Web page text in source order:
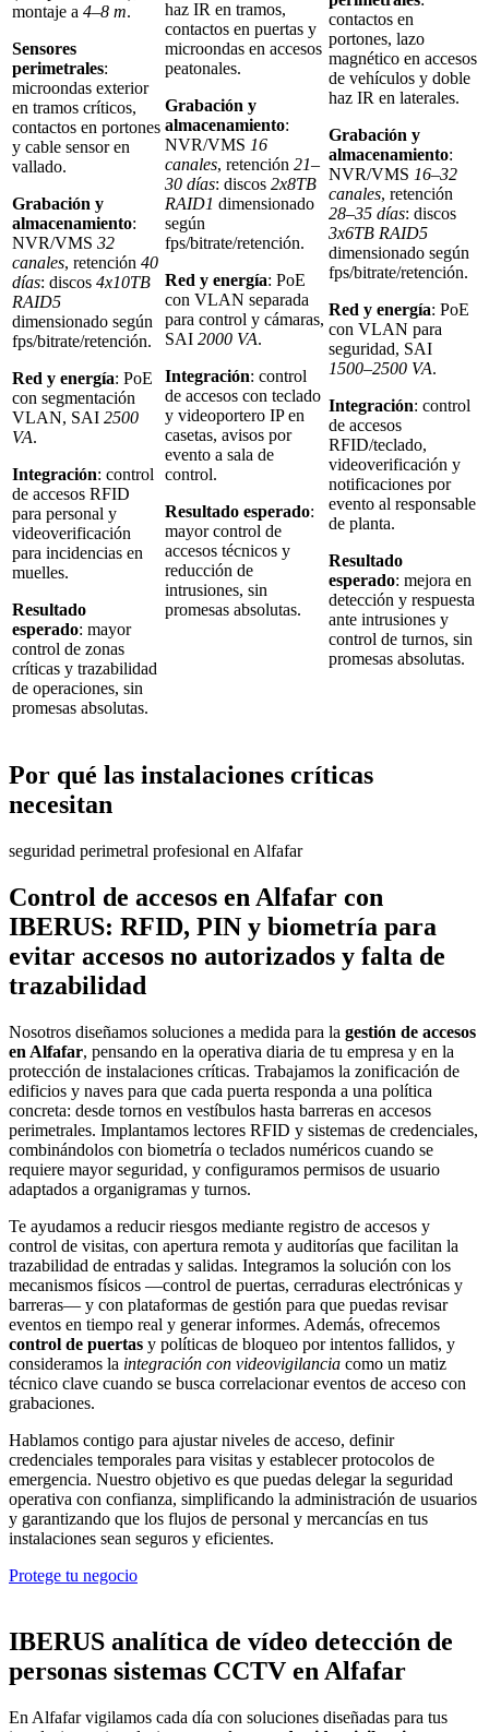
montaje a 4–8 m.
Sensores
perimetrales:
microondas exterior
en tramos críticos,
contactos en portones
y cable sensor en
vallado.
Grabación y
almacenamiento:
NVR/VMS 32
canales, retención 40
días: discos 4x10TB
RAID5
dimensionado según
fps/bitrate/retención.
Red y energía: PoE
con segmentación
VLAN, SAI 2500
VA.
Integración: control
de accesos RFID
para personal y
videoverificación
para incidencias en
muelles.
Resultado
esperado: mayor
control de zonas
críticas y trazabilidad
de operaciones, sin
promesas absolutas.
haz IR en tramos,
contactos en puertas y
microondas en accesos
peatonales.
Grabación y
almacenamiento:
NVR/VMS 16
canales, retención 21–
30 días: discos 2x8TB
RAID1 dimensionado
según
fps/bitrate/retención.
Red y energía: PoE
con VLAN separada
para control y cámaras,
SAI 2000 VA.
Integración: control
de accesos con teclado
y videoportero IP en
casetas, avisos por
evento a sala de
control.
Resultado esperado:
mayor control de
accesos técnicos y
reducción de
intrusiones, sin
promesas absolutas.
contactos en
portones, lazo
magnético en accesos
de vehículos y doble
haz IR en laterales.
Grabación y
almacenamiento:
NVR/VMS 16–32
canales, retención
28–35 días: discos
3x6TB RAID5
dimensionado según
fps/bitrate/retención.
Red y energía: PoE
con VLAN para
seguridad, SAI
1500–2500 VA.
Integración: control
de accesos
RFID/teclado,
videoverificación y
notificaciones por
evento al responsable
de planta.
Resultado
esperado: mejora en
detección y respuesta
ante intrusiones y
control de turnos, sin
promesas absolutas.
Por qué las instalaciones críticas
necesitan
seguridad perimetral profesional en Alfafar
Control de accesos en Alfafar con
IBERUS: RFID, PIN y biometría para
evitar accesos no autorizados y falta de
trazabilidad
Nosotros diseñamos soluciones a medida para la gestión de accesos
en Alfafar, pensando en la operativa diaria de tu empresa y en la
protección de instalaciones críticas. Trabajamos la zonificación de
edificios y naves para que cada puerta responda a una política
concreta: desde tornos en vestíbulos hasta barreras en accesos
perimetrales. Implantamos lectores RFID y sistemas de credenciales,
combinándolos con biometría o teclados numéricos cuando se
requiere mayor seguridad, y configuramos permisos de usuario
adaptados a organigramas y turnos.
Te ayudamos a reducir riesgos mediante registro de accesos y
control de visitas, con apertura remota y auditorías que facilitan la
trazabilidad de entradas y salidas. Integramos la solución con los
mecanismos físicos —control de puertas, cerraduras electrónicas y
barreras— y con plataformas de gestión para que puedas revisar
eventos en tiempo real y generar informes. Además, ofrecemos
control de puertas y políticas de bloqueo por intentos fallidos, y
consideramos la integración con videovigilancia como un matiz
técnico clave cuando se busca correlacionar eventos de acceso con
grabaciones.
Hablamos contigo para ajustar niveles de acceso, definir
credenciales temporales para visitas y establecer protocolos de
emergencia. Nuestro objetivo es que puedas delegar la seguridad
operativa con confianza, simplificando la administración de usuarios
y garantizando que los flujos de personal y mercancías en tus
instalaciones sean seguros y eficientes.
Protege tu negocio
IBERUS analítica de vídeo detección de
personas sistemas CCTV en Alfafar
En Alfafar vigilamos cada día con soluciones diseñadas para tus